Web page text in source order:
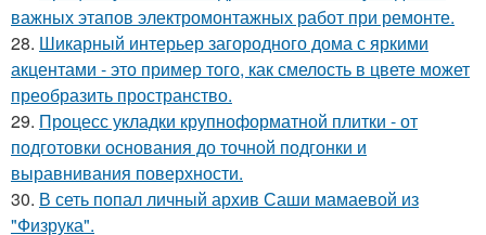
важных этапов электромонтажных работ при ремонте.
28. Шикарный интерьер загородного дома с яркими
акцентами - это пример того, как смелость в цвете может
преобразить пространство.
29. Процесс укладки крупноформатной плитки - от
подготовки основания до точной подгонки и
выравнивания поверхности.
30. В сеть попал личный архив Саши мамаевой из
"Физрука".